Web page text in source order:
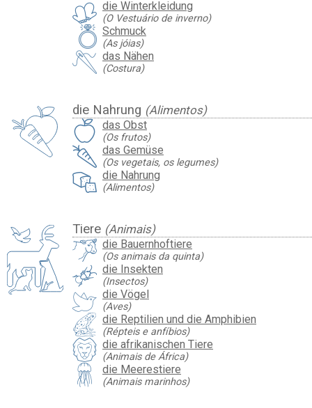
die Winterkleidung
(O Vestuário de inverno)
Schmuck
(As jóias)
das Nähen
(Costura)
die Nahrung (Alimentos)
das Obst
(Os frutos)
das Gemüse
(Os vegetais, os legumes)
die Nahrung
(Alimentos)
Tiere (Animais)
die Bauernhoftiere
(Os animais da quinta)
die Insekten
(Insectos)
die Vögel
(Aves)
die Reptilien und die Amphibien
(Répteis e anfíbios)
die afrikanischen Tiere
(Animais de África)
die Meerestiere
(Animais marinhos)